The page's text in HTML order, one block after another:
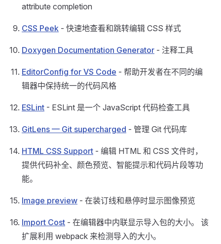
attribute completion
CSS Peek - 快速地查看和跳转编辑 CSS 样式
Doxygen Documentation Generator - 注释工具
EditorConfig for VS Code - 帮助开发者在不同的编
辑器中保持统一的代码风格
ESLint - ESLint 是一个 JavaScript 代码检查工具
GitLens — Git supercharged - 管理 Git 代码库
HTML CSS Support - 编辑 HTML 和 CSS 文件时，
提供代码补全、颜色预览、智能提示和代码片段等功
能。
Image preview - 在装订线和悬停时显示图像预览
Import Cost - 在编辑器中内联显示导入包的大小。 该
扩展利用 webpack 来检测导入的大小。